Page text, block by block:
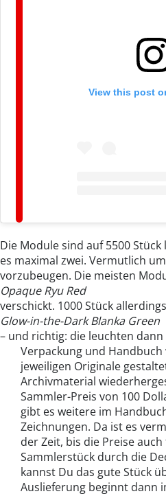
View this post
Die Module sind auf 5500
es maximal zwei. Vermutlich
vorzubeugen. Die meisten
Opaque Ryu Red
verschickt. 1000 Stück
Glow-in-the-Dark Blanka Green
– und richtig: die leuchten
Verpackung und
jeweiligen Originale
Archivmaterial
Sammler-Preis von 100
gibt es weitere im
Zeichnungen. Da ist es
der Zeit, bis die Preise
Sammlerstück durch die
kannst Du das gute Stück
Auslieferung beginnt dann